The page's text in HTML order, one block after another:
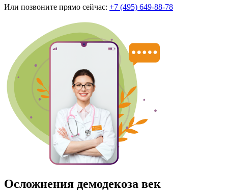
Или позвоните прямо сейчас: +7 (495) 649-88-78
Осложнения демодекоза век